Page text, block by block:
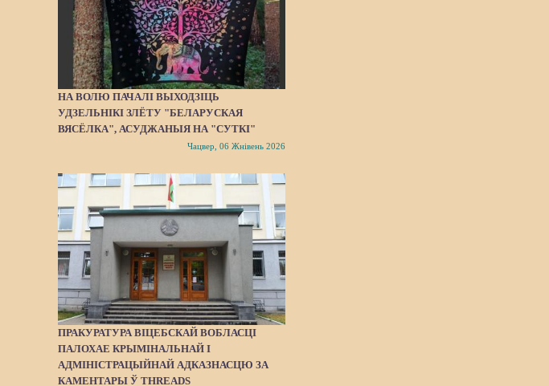
НА ВОЛЮ ПАЧАЛІ ВЫХОДЗІЦЬ
УДЗЕЛЬНІКІ ЗЛЁТУ "БЕЛАРУСКАЯ
ВЯСЁЛКА", АСУДЖАНЫЯ НА "СУТКІ"
Чацвер, 06 Жнівень 2026
ПРАКУРАТУРА ВІЦЕБСКАЙ ВОБЛАСЦІ
ПАЛОХАЕ КРЫМІНАЛЬНАЙ І
АДМІНІСТРАЦЫЙНАЙ АДКАЗНАСЦЮ ЗА
КАМЕНТАРЫ Ў THREADS